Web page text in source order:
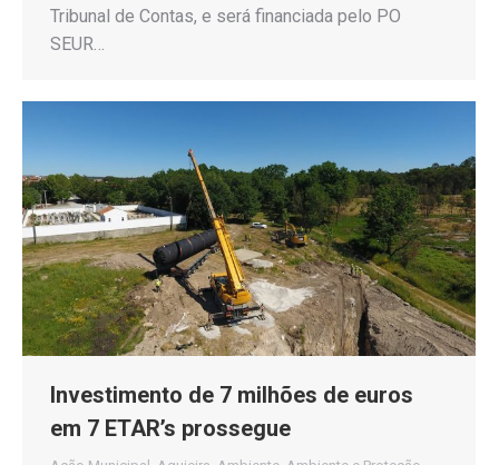
Tribunal de Contas, e será financiada pelo PO
SEUR…
Investimento de 7 milhões de euros
em 7 ETAR’s prossegue